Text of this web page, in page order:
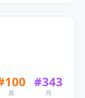
100
周
#343
月